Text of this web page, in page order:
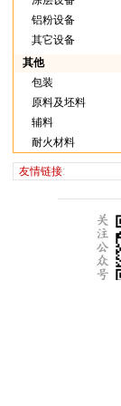
铝粉设备
其它设备
其他
包装
原料及坯料
辅料
耐火材料
友情链接: